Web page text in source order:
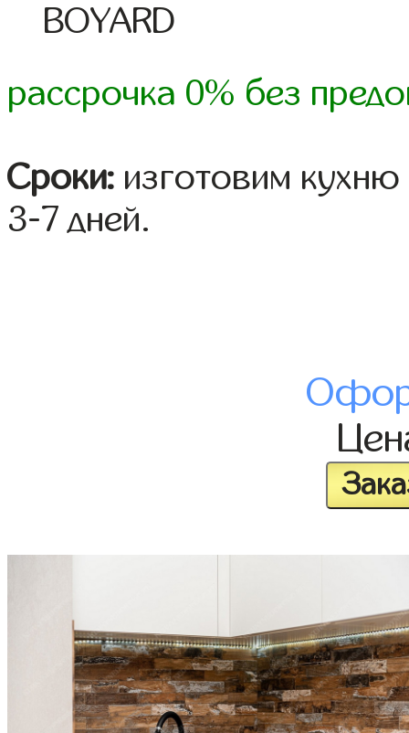
BOYARD
рассрочка 0% без
Сроки: изготовим
3-7 дней.